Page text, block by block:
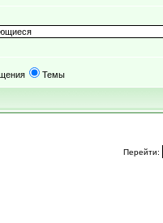
Темы
Перейти: